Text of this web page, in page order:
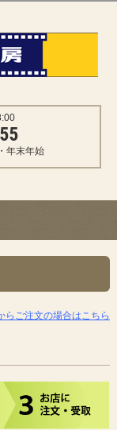
年末年始
らご注文の場合はこちら